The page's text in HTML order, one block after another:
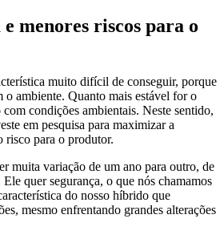
menores riscos para o
muito difícil de conseguir, porque
o ambiente. Quanto mais estável for o
condições ambientais. Neste sentido,
em pesquisa para maximizar a
risco para o produtor.
muita variação de um ano para outro, de
quer segurança, o que nós chamamos
do nosso híbrido que
mesmo enfrentando grandes alterações